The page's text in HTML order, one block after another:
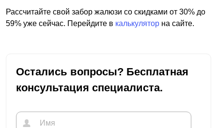
Рассчитайте свой забор жалюзи со скидками от 30% до
59% уже сейчас. Перейдите в калькулятор на сайте.
Остались вопросы? Бесплатная
консультация специалиста.